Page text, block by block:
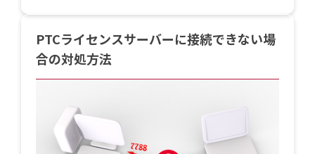
PTCライセンスサーバーに接続できない場
合の対処方法